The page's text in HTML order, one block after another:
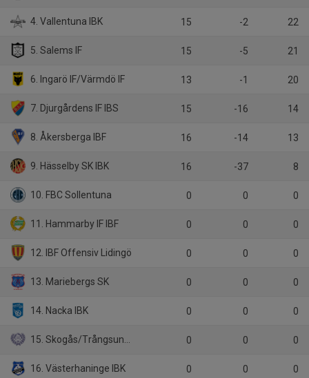
4. Vallentuna IBK 15 -2 22
5. Salems IF 15 -5 21
6. Ingarö IF/Värmdö IF 13 -1 20
7. Djurgårdens IF IBS 15 -16 14
8. Åkersberga IBF 16 -14 13
9. Hässelby SK IBK 16 -37 8
10. FBC Sollentuna 0 0 0
11. Hammarby IF IBF 0 0 0
12. IBF Offensiv Lidingö 0 0 0
13. Mariebergs SK 0 0 0
14. Nacka IBK 0 0 0
15. Skogås/Trångsunds IBK 0 0 0
16. Västerhaninge IBK 0 0 0